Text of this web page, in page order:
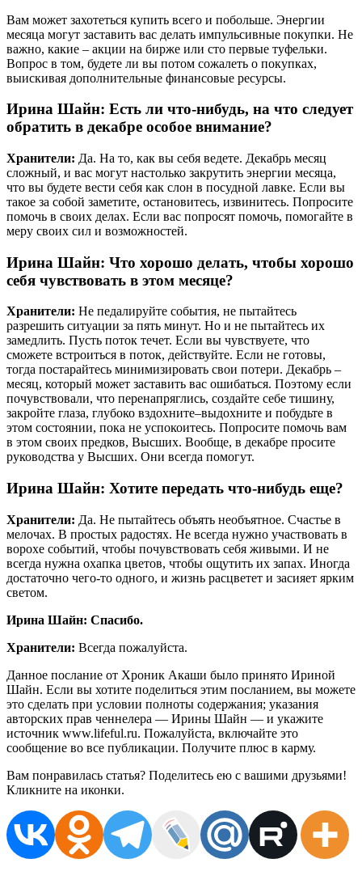
Вам может захотеться купить всего и побольше. Энергии
месяца могут заставить вас делать импульсивные покупки. Не
важно, какие – акции на бирже или сто первые туфельки.
Вопрос в том, будете ли вы потом сожалеть о покупках,
выискивая дополнительные финансовые ресурсы.
Ирина Шайн: Есть ли что-нибудь, на что следует
обратить в декабре особое внимание?
Хранители: Да. На то, как вы себя ведете. Декабрь месяц
сложный, и вас могут настолько закрутить энергии месяца,
что вы будете вести себя как слон в посудной лавке. Если вы
такое за собой заметите, остановитесь, извинитесь. Попросите
помочь в своих делах. Если вас попросят помочь, помогайте в
меру своих сил и возможностей.
Ирина Шайн: Что хорошо делать, чтобы хорошо
себя чувствовать в этом месяце?
Хранители: Не педалируйте события, не пытайтесь
разрешить ситуации за пять минут. Но и не пытайтесь их
замедлить. Пусть поток течет. Если вы чувствуете, что
сможете встроиться в поток, действуйте. Если не готовы,
тогда постарайтесь минимизировать свои потери. Декабрь –
месяц, который может заставить вас ошибаться. Поэтому если
почувствовали, что перенапряглись, создайте себе тишину,
закройте глаза, глубоко вздохните–выдохните и побудьте в
этом состоянии, пока не успокоитесь. Попросите помочь вам
в этом своих предков, Высших. Вообще, в декабре просите
руководства у Высших. Они всегда помогут.
Ирина Шайн: Хотите передать что-нибудь еще?
Хранители: Да. Не пытайтесь объять необъятное. Счастье в
мелочах. В простых радостях. Не всегда нужно участвовать в
ворохе событий, чтобы почувствовать себя живыми. И не
всегда нужна охапка цветов, чтобы ощутить их запах. Иногда
достаточно чего-то одного, и жизнь расцветет и засияет ярким
светом.
Ирина Шайн: Спасибо.
Хранители: Всегда пожалуйста.
Данное послание от Хроник Акаши было принято Ириной
Шайн. Если вы хотите поделиться этим посланием, вы можете
это сделать при условии полноты содержания; указания
авторских прав ченнелера — Ирины Шайн — и укажите
источник www.lifeful.ru. Пожалуйста, включайте это
сообщение во все публикации. Получите плюс в карму.
Вам понравилась статья? Поделитесь ею с вашими друзьями!
Кликните на иконки.